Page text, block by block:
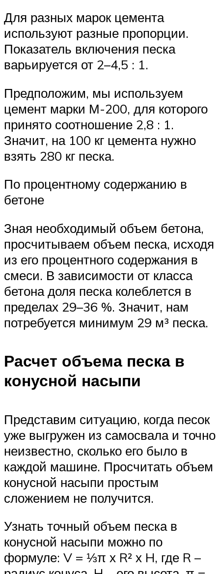
Для разных марок цемента
используют разные пропорции.
Показатель включения песка
варьируется от 2–4,5 : 1.
Предположим, мы используем
цемент марки М-200, для которого
принято соотношение 2,8 : 1.
Значит, на 100 кг цемента нужно
взять 280 кг песка.
По процентному содержанию в
бетоне
Зная необходимый объем бетона,
просчитываем объем песка, исходя
из его процентного содержания в
смеси. В зависимости от класса
бетона доля песка колеблется в
пределах 29–36 %. Значит, нам
потребуется минимум 29 м³ песка.
Расчет объема песка в
конусной насыпи
Представим ситуацию, когда песок
уже выгружен из самосвала и точно
неизвестно, сколько его было в
каждой машине. Просчитать объем
конусной насыпи простым
сложением не получится.
Узнать точный объем песка в
конусной насыпи можно по
формуле: V = ⅓π х R² х H, где R –